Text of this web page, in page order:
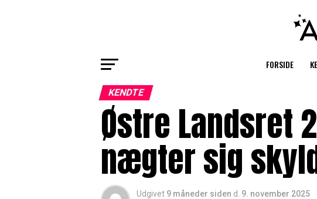
FORSIDE
KENDTE
Østre Landsret
nægter sig
Udgivet 9 måneder siden d. 9. november 2025